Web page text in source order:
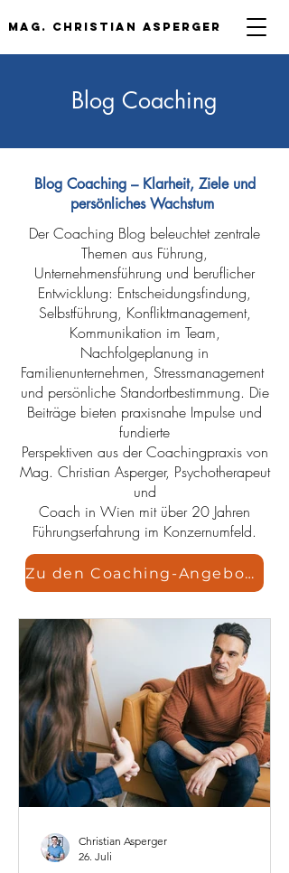
mag. Christian asperger
Blog Coaching
Blog Coaching – Klarheit, Ziele und
persönliches Wachstum
Der Coaching Blog beleuchtet zentrale
Themen aus Führung,
Unternehmensführung und beruflicher
Entwicklung: Entscheidungsfindung,
Selbstführung, Konfliktmanagement,
Kommunikation im Team,
Nachfolgeplanung in
Familienunternehmen, Stressmanagement
und persönliche Standortbestimmung. Die
Beiträge bieten praxisnahe Impulse und
fundierte
Perspektiven aus der Coachingpraxis von
Mag. Christian Asperger, Psychotherapeut
und
Coach in Wien mit über 20 Jahren
Führungserfahrung im Konzernumfeld.
Zu den Coaching-Angeboten
Christian Asperger
26. Juli